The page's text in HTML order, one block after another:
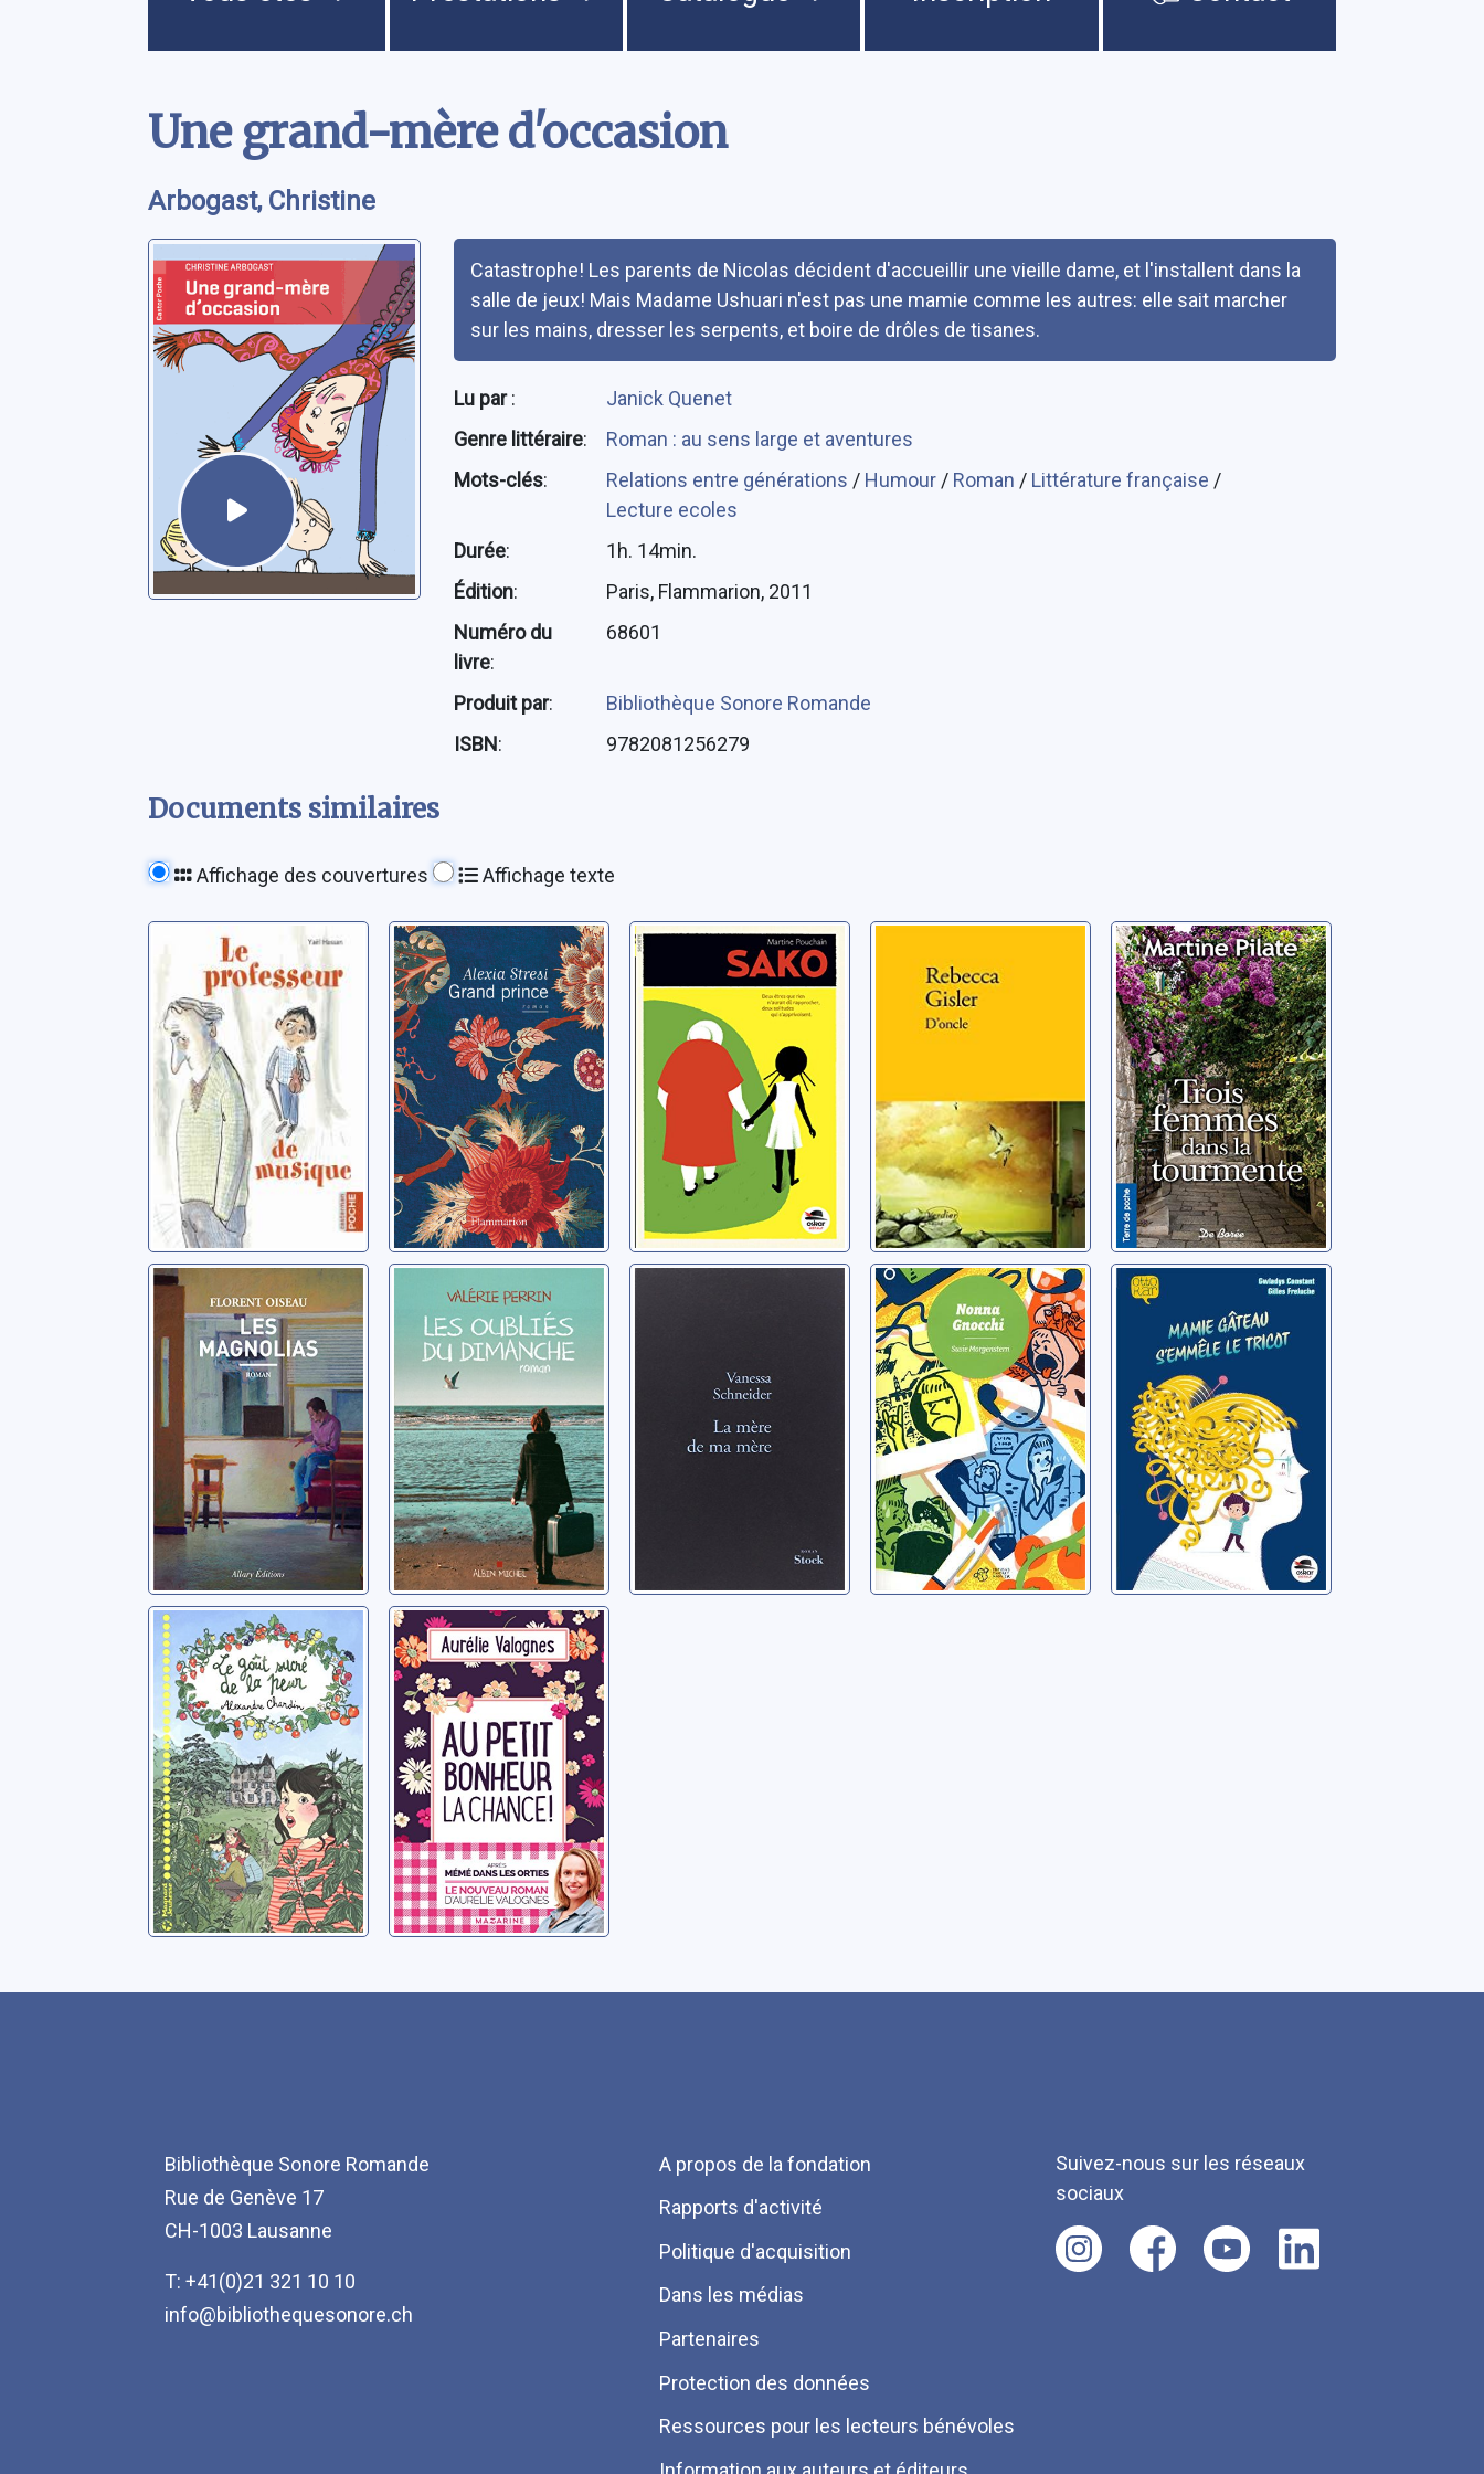
Une grand-mère d'occasion
Arbogast, Christine
Catastrophe! Les parents de Nicolas décident d'accueillir une vieille dame, et l'installent dans la
salle de jeux! Mais Madame Ushuari n'est pas une mamie comme les autres: elle sait marcher
sur les mains, dresser les serpents, et boire de drôles de tisanes.
Lu par:
Janick Quenet
Genre littéraire:
Roman : au sens large et aventures
Mots-clés: Relations entre générations / Humour / Roman / Littérature française /
Lecture ecoles
Durée:
1h. 14min.
Édition:
Paris, Flammarion, 2011
Numéro du
livre:
68601
Produit par:
Bibliothèque Sonore Romande
ISBN: 9782081256279
Documents similaires
Affichage des couvertures Affichage texte
Le professeur de
musique
Hassan, Yaël
Grand Prince
Stresi, Alexia
Sako
Pouchain, Martine Gisler, Rebecca
Trois femmes
dans la
tourmente
Pilate, Martine
Les Magnolias
Oiseau, Florent
Les oubliés du
dimanche
Perrin, Valérie
Nonna Gnocchi
Morgenstern, Susie
Mamie gâteau
s'emmêle le
tricot
Constant, Gwladys
Le goût sucré de
la peur
Chardin, Alexandre
Au petit bonheur
la chance !
Valognes, Aurélie
Bibliothèque Sonore Romande
Rue de Genève 17
CH-1003 Lausanne
T: +41(0)21 321 10 10
info@bibliothequesonore.ch
Menu
Pied
de
page
A propos de la fondation
Rapports d'activité
Politique d'acquisition
Dans les médias
Partenaires
Protection des données
Ressources pour les lecteurs bénévoles
Suivez-nous sur les réseaux
sociaux